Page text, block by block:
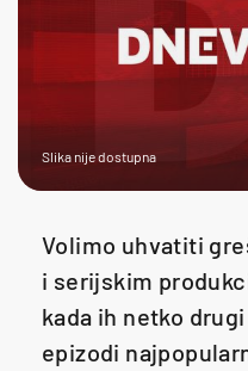
Slika nije dostupna
Volimo uhvatiti
i serijskim
kada ih netko
epizodi